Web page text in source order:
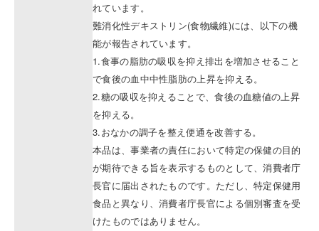
れています。
難消化性デキストリン(食物繊維)には、以下の機
能が報告されています。
1.食事の脂肪の吸収を抑え排出を増加させること
で食後の血中中性脂肪の上昇を抑える。
2.糖の吸収を抑えることで、食後の血糖値の上昇
を抑える。
3.おなかの調子を整え便通を改善する。
本品は、事業者の責任において特定の保健の目的
が期待できる旨を表示するものとして、消費者庁
長官に届出されたものです。ただし、特定保健用
食品と異なり、消費者庁長官による個別審査を受
けたものではありません。